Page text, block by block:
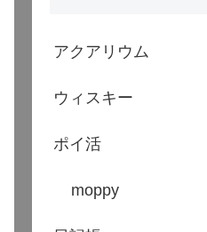
アクアリウム
ウィスキー
ポイ活
moppy